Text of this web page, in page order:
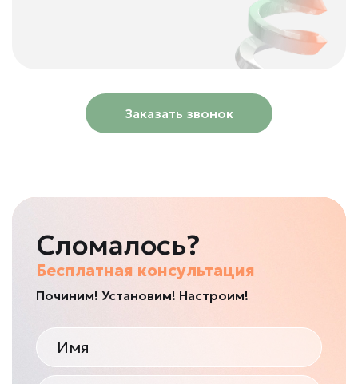
Заказать звонок
Сломалось?
Бесплатная консультация
Починим! Установим! Настроим!